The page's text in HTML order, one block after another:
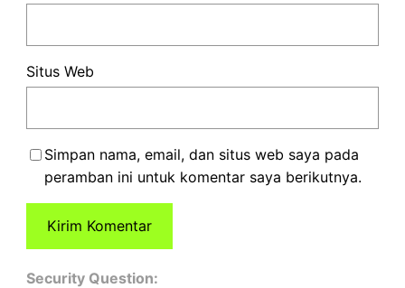
Situs Web
Simpan nama, email, dan situs web saya pada
peramban ini untuk komentar saya berikutnya.
Security Question: